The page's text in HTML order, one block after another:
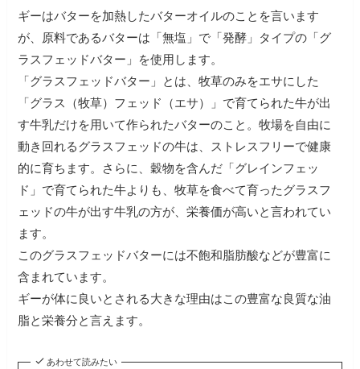
ギーはバターを加熱したバターオイルのことを言います
が、原料であるバターは「無塩」で「発酵」タイプの「グ
ラスフェッドバター」を使用します。
「グラスフェッドバター」とは、牧草のみをエサにした
「グラス（牧草）フェッド（エサ）」で育てられた牛が出
す牛乳だけを用いて作られたバターのこと。牧場を自由に
動き回れるグラスフェッドの牛は、ストレスフリーで健康
的に育ちます。さらに、穀物を含んだ「グレインフェッ
ド」で育てられた牛よりも、牧草を食べて育ったグラスフ
ェッドの牛が出す牛乳の方が、栄養価が高いと言われてい
ます。
このグラスフェッドバターには不飽和脂肪酸などが豊富に
含まれています。
ギーが体に良いとされる大きな理由はこの豊富な良質な油
脂と栄養分と言えます。
あわせて読みたい